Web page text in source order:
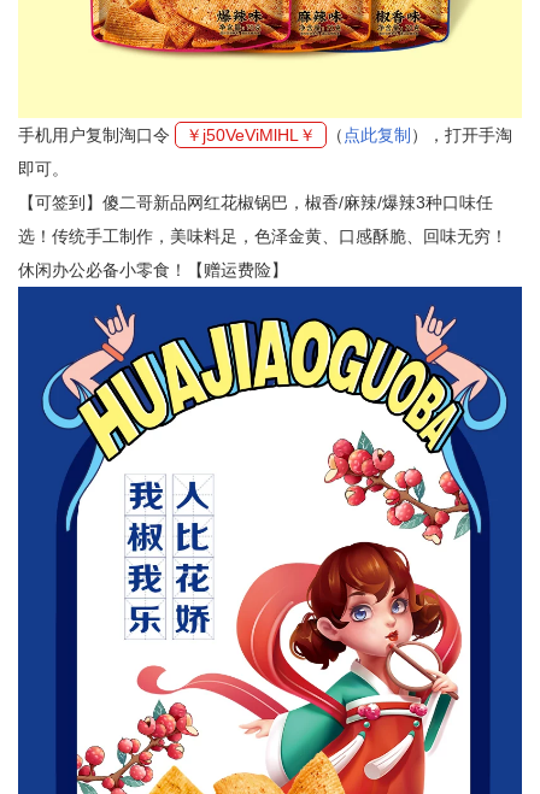
手机用户复制淘口令 ￥j50VeViMlHL￥ （ 点此复制 ），打开手淘
即可。
【可签到】傻二哥新品网红花椒锅巴，椒香/麻辣/爆辣3种口味任
选！传统手工制作，美味料足，色泽金黄、口感酥脆、回味无穷！
休闲办公必备小零食！【赠运费险】